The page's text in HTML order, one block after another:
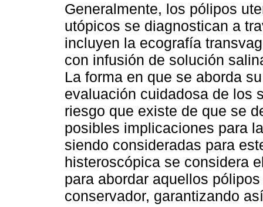
Generalmente, los pólipos
utópicos se diagnostican a
incluyen la ecografía
con infusión de solución
La forma en que se aborda
evaluación cuidadosa de los
riesgo que existe de que se
posibles implicaciones para
siendo consideradas para
histeroscópica se considera
para abordar aquellos
conservador, garantizando